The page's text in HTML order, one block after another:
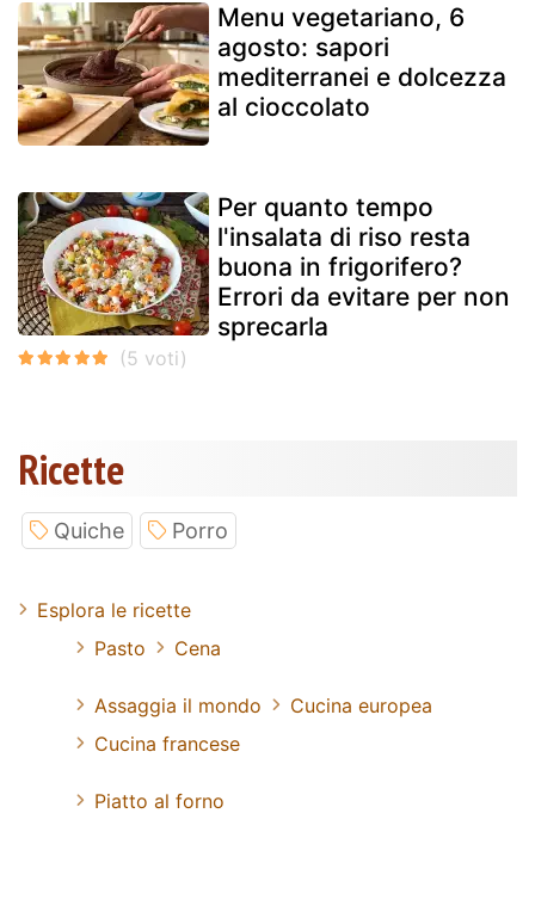
Menu vegetariano, 6
agosto: sapori
mediterranei e dolcezza
al cioccolato
Per quanto tempo
l'insalata di riso resta
buona in frigorifero?
Errori da evitare per non
sprecarla
Ricette
Quiche Porro
Esplora le ricette
Pasto
Cena
Assaggia il mondo
Cucina europea
Cucina francese
Piatto al forno